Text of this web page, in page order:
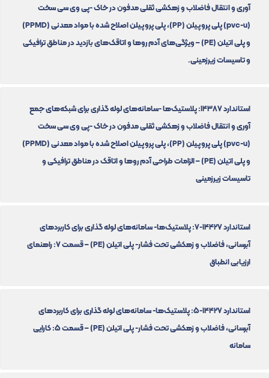
آوری و انتقال فاضلاب و زهکشی ثقلی مدفون در خاک -پی وی سی سخت
(pvc-u) پلی پروپیلن (PP)، پلی پروپیلن اصلاح شده با مواد معدنی (PPMD)
و پلی اتیلن (PE) – ویژگی‌های آدم روها و اتاقک‌های بازدید در مناطق ترافیکی
و تاسیسات زیرزمینی.
استاندارد 14387: پلاستیک‌ها -سامانه‌های لوله گذاری برای شبکه‌های جمع
آوری و انتقال فاضلاب و زهکشی ثقلی مدفون در خاک -پی وی سی سخت
(pvc-u) پلی پروپیلن (PP)، پلی پروپیلن اصلاح شده با مواد معدنی (PPMD)
و پلی اتیلن (PE) – الزامات طراحی آدم روها و اتاقک در مناطق ترافیکی و
تاسیسات زیرزمینی
استاندارد 14427-7: پلاستیک‌ها- سامانه‌های لوله گذاری برای کاربردهای
آبرسانی، فاضلاب و زهکشی تحت فشار- پلی اتیلن (PE) – قسمت 7: راهنمای
ارزیابی انطباق
استاندارد 14427-5: پلاستیک‌ها- سامانه‌های لوله گذاری برای کاربردهای
آبرسانی، فاضلاب و زهکشی تحت فشار- پلی اتیلن (PE) – قسمت 5: کارایی
سامانه